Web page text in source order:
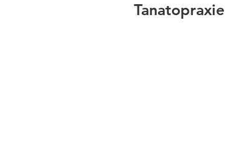
Tanatopraxie